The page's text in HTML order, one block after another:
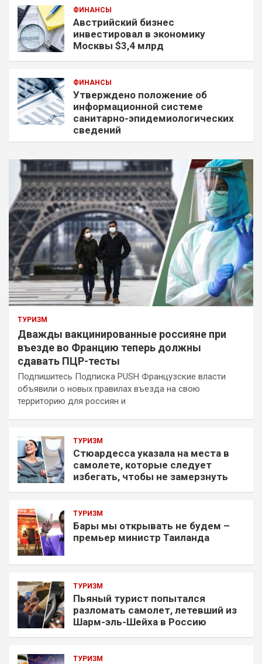
ФИНАНСЫ
Австрийский бизнес
инвестировал в экономику
Москвы $3,4 млрд
ФИНАНСЫ
Утверждено положение об
информационной системе
санитарно-эпидемиологических
сведений
ТУРИЗМ
Дважды вакцинированные россияне при
въезде во Францию теперь должны
сдавать ПЦР-тесты
Подпишитесь Подписка PUSH Французские власти
объявили о новых правилах въезда на свою
территорию для россиян и
ТУРИЗМ
Стюардесса указала на места в
самолете, которые следует
избегать, чтобы не замерзнуть
ТУРИЗМ
Бары мы открывать не будем –
премьер министр Таиланда
ТУРИЗМ
Пьяный турист попытался
разломать самолет, летевший из
Шарм-эль-Шейха в Россию
ТУРИЗМ